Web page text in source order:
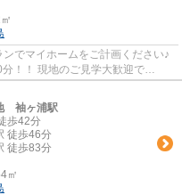
でマイホームをご計画ください♪
！！ 現地のご見学大歓迎で
袖ヶ浦駅
歩42分
徒歩46分
徒歩83分
㎡